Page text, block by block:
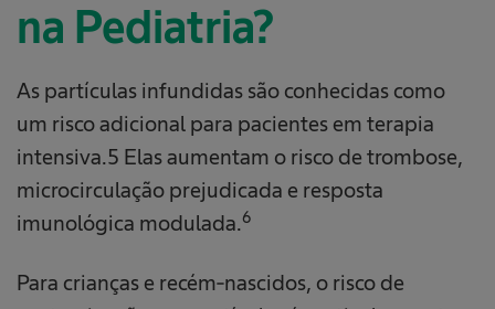
na Pediatria?
As partículas infundidas são conhecidas como
um risco adicional para pacientes em terapia
intensiva.5 Elas aumentam o risco de trombose,
microcirculação prejudicada e resposta
imunológica modulada.6
Para crianças e recém-nascidos, o risco de